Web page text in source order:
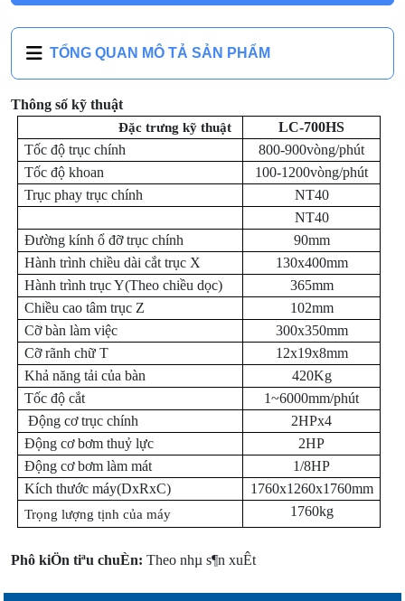
TỔNG QUAN MÔ TẢ SẢN PHẨM
Thông số kỹ thuật
Đặc trưng kỹ thuật
LC-700HS
Tốc độ trục chính
800-900vòng/phút
Tốc độ khoan
100-1200vòng/phút
Trục phay trục chính
NT40
NT40
Đường kính ổ đỡ trục chính
90mm
Hành trình chiều dài cắt trục X
130x400mm
Hành trình trục Y(Theo chiều dọc)
365mm
Chiều cao tâm trục Z
102mm
Cỡ bàn làm việc
300x350mm
Cỡ rãnh chữ T
12x19x8mm
Khả năng tải của bàn
420Kg
Tốc độ cắt
1~6000mm/phút
Động cơ trục chính
2HPx4
Động cơ bơm thuỷ lực
2HP
Động cơ bơm làm mát
1/8HP
Kích thước máy(DxRxC)
1760x1260x1760mm
Trọng lượng tịnh của máy 1760kg
Phô kiÖn tiªu chuÈn: Theo nhµ s¶n xuÊt